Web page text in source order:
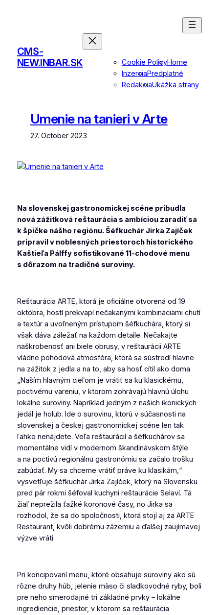
CMS-
NEW.INBAR.SK
Cookie PolicyHome
InzerciaPredplatné
RedakciaUkážka strany
Umenie na tanieri v Arte
27. October 2023
Na slovenskej gastronomickej scéne pribudla
nová zážitková reštaurácia s ambíciou zaradiť sa
k špičke nášho regiónu. Šéfkuchár Jirka Zajíček
pripravil v noblesných priestoroch historického
Kaštieľa Pálffy sofistikované 11-chodové menu
s dôrazom na tradičné suroviny.
Reštaurácia ARTE, ktorá je oficiálne otvorená od 19.
októbra, hostí prekvapí nečakanými kombináciami chutí
a textúr a uvoľneným prístupom šéfkuchára, ktorý si
však dáva záležať na každom detaile. Nečakajte
naškrobenosť ani biele obrusy, v reštaurácii ARTE
vládne pohodová atmosféra, ktorá sa sústredí hlavne
na zážitok z jedla a na to, aby sa hosť cítil ako doma.
„Naším hlavným cieľom je vrátiť sa ku klasickému,
poctivému vareniu, v ktorom zohrávajú hlavnú úlohu
lokálne suroviny. Napríklad jedným z našich ikonických
jedál je holub. Ide o surovinu, ktorú v súčasnosti na
slovenskej a českej gastronomickej scéne len tak
ľahko nenájdete. Veľa reštaurácií a šéfkuchárov sa
momentálne vidí v modernom škandinávskom štýle
a na poctivú regionálnu gastronómiu sa začalo trošku
zabúdať. My sa chceme vrátiť práve ku klasikám,“
vysvetľuje šéfkuchár Jirka Zajíček, ktorý na Slovensku
pred pár rokmi šéfoval kuchyni reštaurácie Selaví. Tá
žiaľ neprežila ťažké koronové časy, no Jirka sa
rozhodol, že sa do spoločnosti, ktorá stojí aj za ARTE
Restaurant, kvôli dobrému zázemiu a ďalšej zaujímavej
výzve vráti.
Pri koncipovaní menu, ktoré obsahuje suroviny ako sú
rôzne druhy húb, jelenie mäso či sladkovodné ryby, boli
pre neho smerodajné tri základné prvky – lokálne
ingrediencie, priestor, v ktorom sa reštaurácia